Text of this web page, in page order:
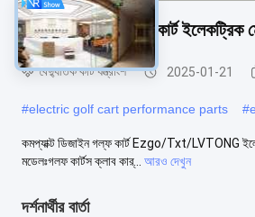
কমপ্যাক্ট ডিজাইন গল্ফ কার্ট ইলেকট্রিক
বৈদ্যুতিক কার্ট যন্ত্রাংশ 2025-01-21
#electric golf cart performance parts #
কমপ্যাক্ট ডিজাইন গল্ফ কার্ট Ezgo/Txt/LVTONG
মডেলঃগলফ কার্টস ক্লাব কার্...
আরও দেখুন
দর্শনার্থীর বার্তা